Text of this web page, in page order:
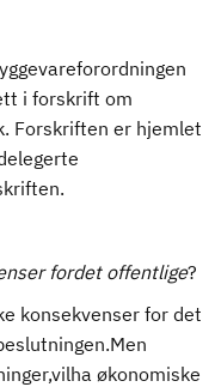
i forskrift om
Forskriften er hjemlet
fordet offentlige?
konsekvenser for det
økonomiske